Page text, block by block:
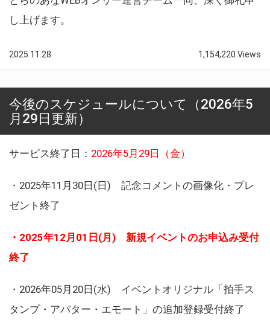
し上げます。
2025.11.28 1,154,220 Views
今後のスケジュールについて（2026年5
月29日更新）
サービス終了日： 2026年5月29日（金）
・2025年11月30日(日) 記念コメントの画像化・プレ
ゼント終了
・2025年12月01日(月) 新規イベントのお申込み受付
終了
・2026年05月20日(水) イベントオリジナル「拍手ス
タンプ・アバター・エモート」の追加登録受付終了